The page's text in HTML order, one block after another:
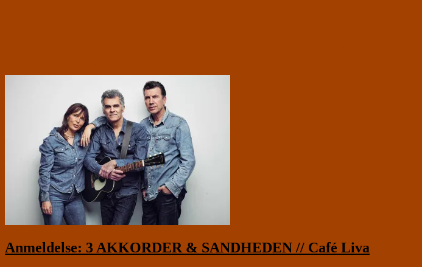
Anmeldelse: 3 AKKORDER & SANDHEDEN // Café Liva